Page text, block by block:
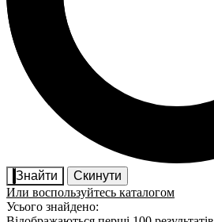
Знайти
Скинути
Или воспользуйтесь каталогом
Усього знайдено: